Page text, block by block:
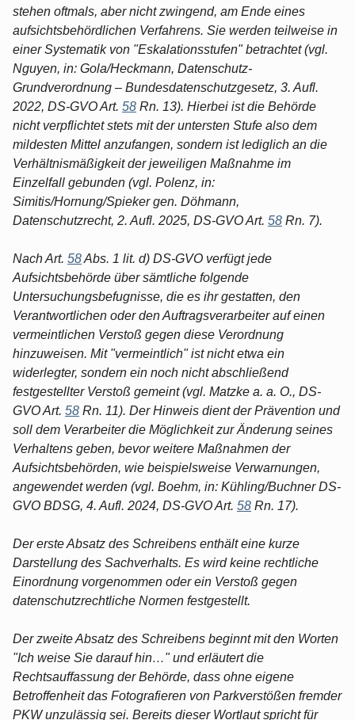
stehen oftmals, aber nicht zwingend, am Ende eines
aufsichtsbehördlichen Verfahrens. Sie werden teilweise in
einer Systematik von "Eskalationsstufen" betrachtet (vgl.
Nguyen, in: Gola/Heckmann, Datenschutz-
Grundverordnung – Bundesdatenschutzgesetz, 3. Aufl.
2022, DS-GVO Art. 58 Rn. 13). Hierbei ist die Behörde
nicht verpflichtet stets mit der untersten Stufe also dem
mildesten Mittel anzufangen, sondern ist lediglich an die
Verhältnismäßigkeit der jeweiligen Maßnahme im
Einzelfall gebunden (vgl. Polenz, in:
Simitis/Hornung/Spieker gen. Döhmann,
Datenschutzrecht, 2. Aufl. 2025, DS-GVO Art. 58 Rn. 7).
Nach Art. 58Abs. 1 lit. d) DS-GVO verfügt jede
Aufsichtsbehörde über sämtliche folgende
Untersuchungsbefugnisse, die es ihr gestatten, den
Verantwortlichen oder den Auftragsverarbeiter auf einen
vermeintlichen Verstoß gegen diese Verordnung
hinzuweisen. Mit "vermeintlich" ist nicht etwa ein
widerlegter, sondern ein noch nicht abschließend
festgestellter Verstoß gemeint (vgl. Matzke a. a. O., DS-
GVO Art. 58 Rn. 11). Der Hinweis dient der Prävention und
soll dem Verarbeiter die Möglichkeit zur Änderung seines
Verhaltens geben, bevor weitere Maßnahmen der
Aufsichtsbehörden, wie beispielsweise Verwarnungen,
angewendet werden (vgl. Boehm, in: Kühling/Buchner DS-
GVO BDSG, 4. Aufl. 2024, DS-GVO Art. 58 Rn. 17).
Der erste Absatz des Schreibens enthält eine kurze
Darstellung des Sachverhalts. Es wird keine rechtliche
Einordnung vorgenommen oder ein Verstoß gegen
datenschutzrechtliche Normen festgestellt.
Der zweite Absatz des Schreibens beginnt mit den Worten
"Ich weise Sie darauf hin…" und erläutert die
Rechtsauffassung der Behörde, dass ohne eigene
Betroffenheit das Fotografieren von Parkverstößen fremder
PKW unzulässig sei. Bereits dieser Wortlaut spricht für